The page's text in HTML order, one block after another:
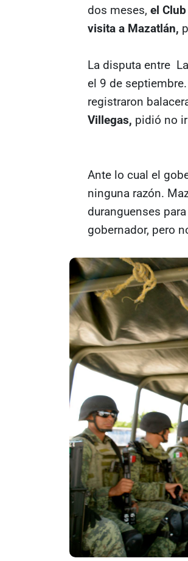
dos meses, el
visita a Mazatlán,
La disputa entre
el 9 de
registraron
Villegas, pidió no
Ante lo cual el
ninguna razón.
duranguenses
gobernador, pero